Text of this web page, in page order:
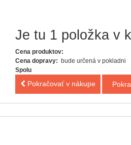
Je tu 1 položka v
Cena produktov:
Cena dopravy: bude určená v pokladni
Spolu
Pokračovať v nákupe